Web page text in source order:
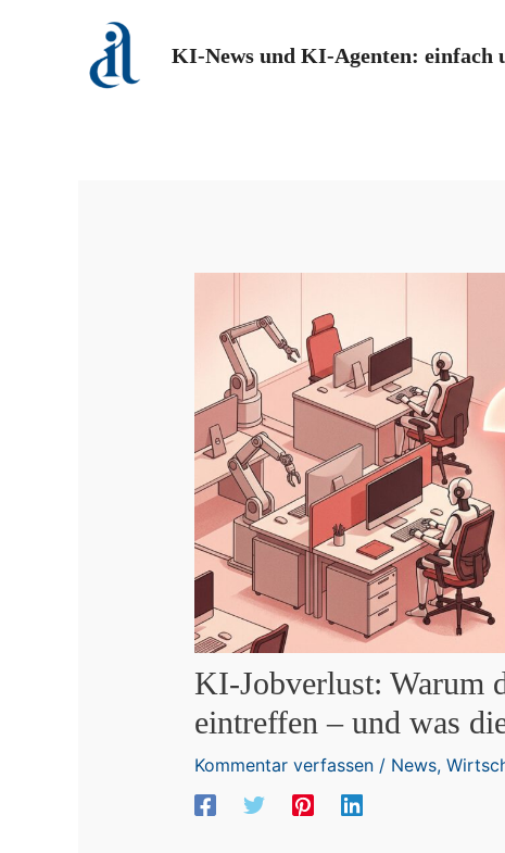
KI-News und KI-Agenten: einfach
KI-Jobverlust: Warum
eintreffen – und was
Kommentar verfassen / News,